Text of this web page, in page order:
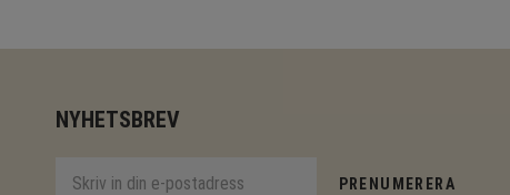
NYHETSBREV
PRENUMERERA